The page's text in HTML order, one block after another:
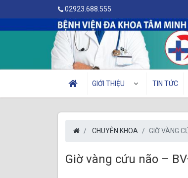
02923.688.555
GIỚI THIỆU TIN TỨC
CHUYÊN KHOA GIỜ VÀNG
Giờ vàng cứu não –